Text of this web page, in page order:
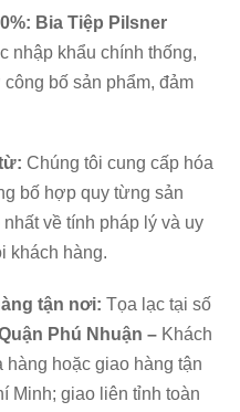
Bia Tiệp Pilsner
nhập khẩu chính thống,
bố sản phẩm, đảm
Chúng tôi cung cấp hóa
bố hợp quy từng sản
về tính pháp lý và uy
khách hàng.
tận nơi: Tọa lạc tại số
Phú Nhuận – Khách
hoặc giao hàng tận
Minh; giao liên tỉnh toàn